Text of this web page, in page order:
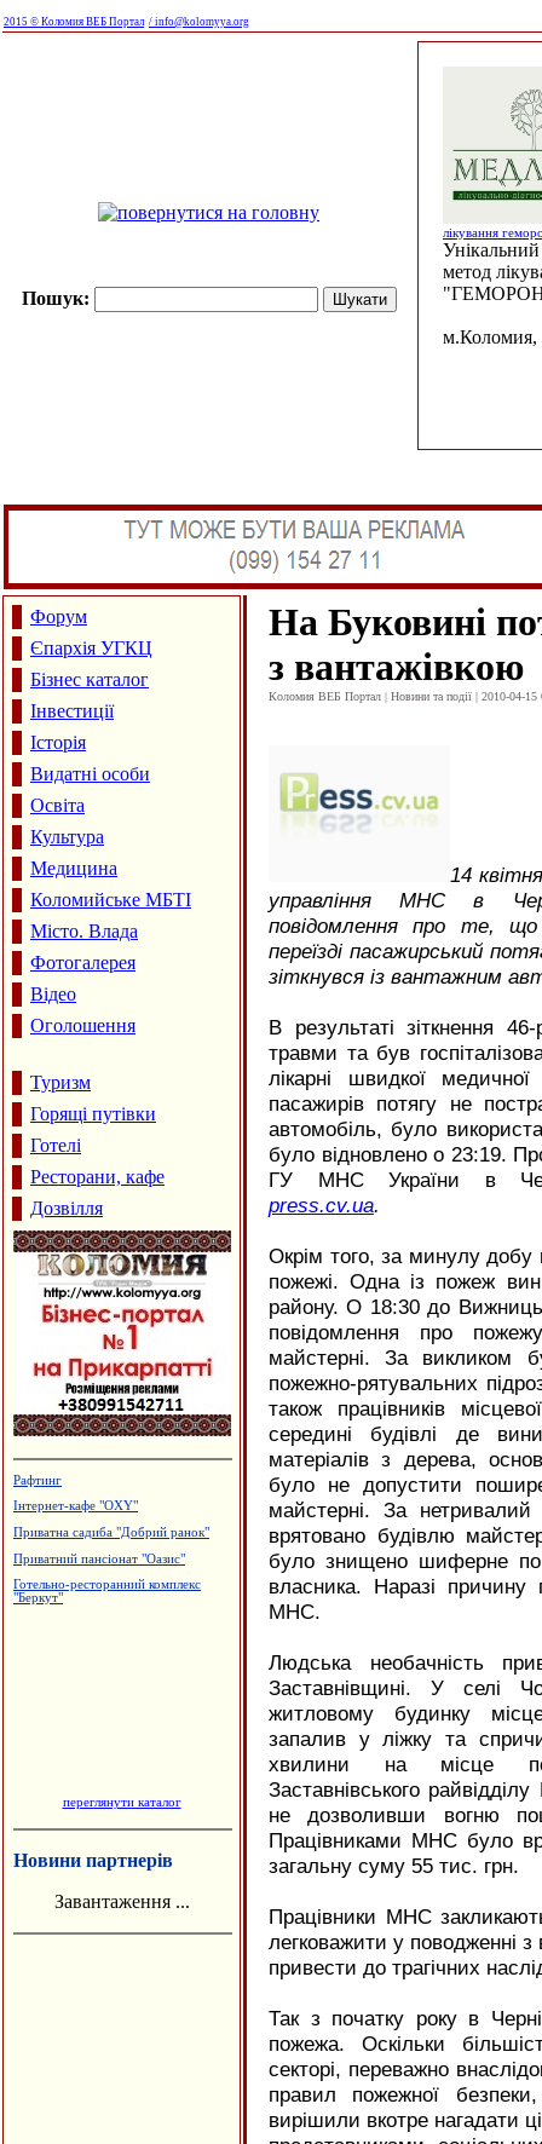
2015 © Коломия ВЕБ Портал / info@kolomyya.org
Пошук:
лікування
Унікальний
метод
м.Коломия,
Форум
Єпархія УГКЦ
Бізнес каталог
Інвестиції
Історія
Видатні особи
Освіта
Культура
Медицина
Коломийське МБТІ
Місто. Влада
Фотогалерея
Відео
Оголошення
Туризм
Горящі путівки
Готелі
Ресторани, кафе
Дозвілля
Магазин "ГрАвіс"
Турецька баня, сауна "Магнолія"
Польоти вихідного дня
Кафе "Звенислава"
Виробництво еластичної резинки
переглянути каталог
Новини партнерів
Завантаження ...
На Буковині
з вантажівкою
Коломия ВЕБ Портал | Новини та події | 2010-04-15
14
управління МНС в
повідомлення про те,
переїзді пасажирський
зіткнувся із вантажним
В результаті зіткнення
травми та був
лікарні швидкої
пасажирів потягу не
автомобіль, було
було відновлено о 23:19.
ГУ МНС України в
press.cv.ua.
Окрім того, за минулу добу
пожежі. Одна із пожеж
району. О 18:30 до
повідомлення про
майстерні. За викликом
пожежно-рятувальних
також працівників
середині будівлі де
матеріалів з дерева,
було не допустити
майстерні. За
врятовано будівлю
було знищено шиферне
власника. Наразі
МНС.
Людська необачність
Заставнівщині. У селі
житловому будинку
запалив у ліжку та
хвилини на місце
Заставнівського
не дозволивши вогню
Працівниками МНС було
загальну суму 55 тис. грн.
Працівники МНС
легковажити у поводженні
привести до трагічних
Так з початку року в
пожежа. Оскільки
секторі, переважно
правил пожежної
вирішили вкотре нагадати